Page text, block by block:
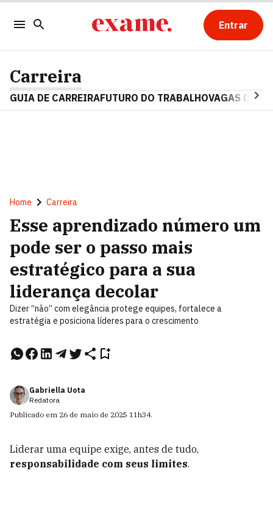
Entrar
Carreira
GUIA DE CARREIRAFUTURO DO TRABALHOVAGAS DE
Home Carreira
Esse aprendizado número um
pode ser o passo mais
estratégico para a sua
liderança decolar
Dizer “não” com elegância protege equipes, fortalece a
estratégia e posiciona líderes para o crescimento
Gabriella Uota
Redatora
Publicado em 26 de maio de 2025 11h34.
Liderar uma equipe exige, antes de tudo,
responsabilidade com seus limites.